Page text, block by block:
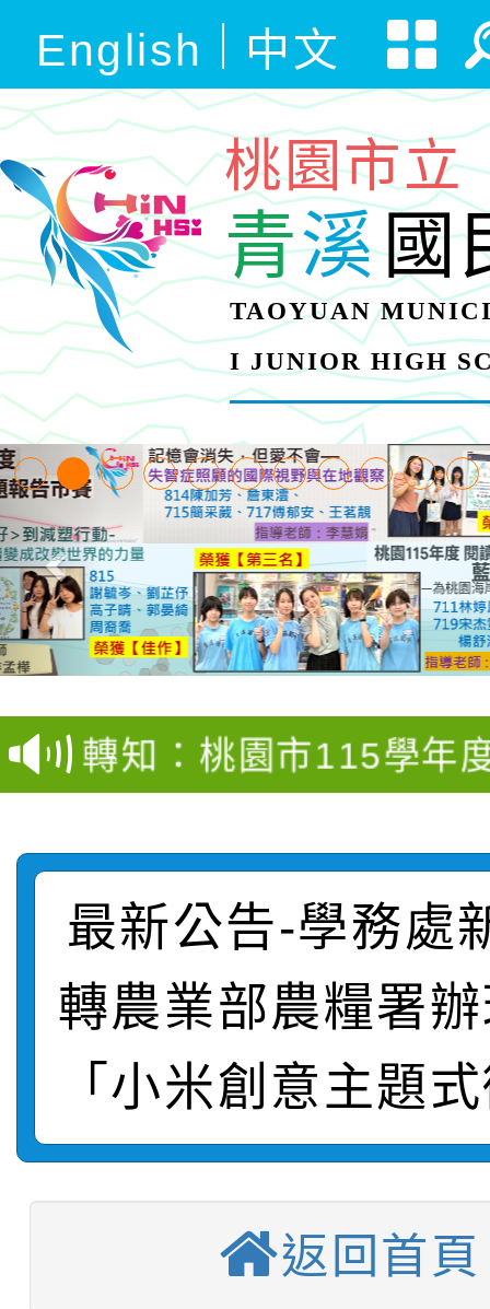
English 中文
桃園市立
青溪國
TAOYUAN
I JUNIOR HIGH
【甄選結果(第4招)】
學年度第1學期第9次代
結果(第4招)
【甄選結果(第12招)】
學年度第1學期第7次代
結果(第12招)
轉知：桃園市115學年
賽及師生本土語及新住
賽實施要點
轉知：「桃園市115學
比賽實施要點」
轉知：「115年金融知
動辦法」
轉知臺中市政府政風處
城市手牽手，綠能透明
轉知：「115學年度全
表
敬師藝文競賽』實施計
【甄選結果(第11招)】
學年度第1學期第7次代
結果(第11招)
【甄選結果(第3招)】
學年度第1學期第9次
結果(第3招)
【甄選結果(第4招)】
學年度第1學期第9次
【甄選結果(第12招)】
最新公告-學務處
轉農業部農糧署
「小米創意主題
返回首頁